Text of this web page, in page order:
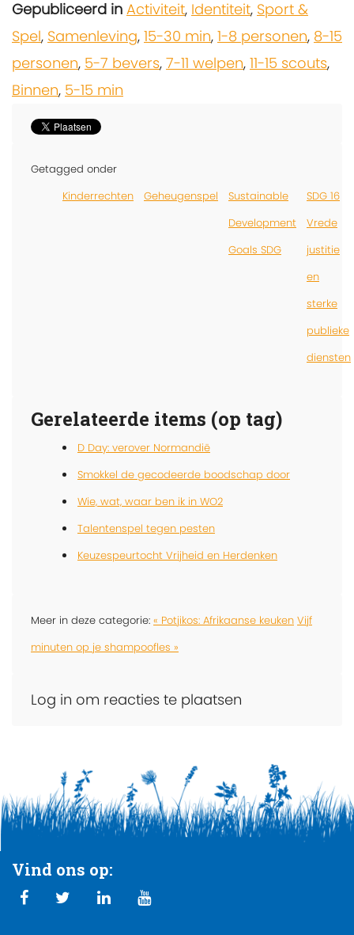
Gepubliceerd in Activiteit, Identiteit, Sport &
Spel, Samenleving, 15-30 min, 1-8 personen, 8-15
personen, 5-7 bevers, 7-11 welpen, 11-15 scouts,
Binnen, 5-15 min
Getagged onder
Kinderrechten
Geheugenspel
Sustainable
Development
Goals SDG
SDG 16
Vrede
justitie
en
sterke
publieke
diensten
Gerelateerde items (op tag)
D Day: verover Normandië
Smokkel de gecodeerde boodschap door
Wie, wat, waar ben ik in WO2
Talentenspel tegen pesten
Keuzespeurtocht Vrijheid en Herdenken
Meer in deze categorie: « Potjikos: Afrikaanse keuken Vijf
minuten op je shampoofles »
Log in om reacties te plaatsen
Vind ons op: